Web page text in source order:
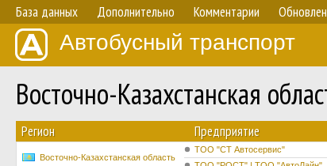
База данных Дополнительно Комментарии
Автобусный транспорт
Восточно-Казахстанская
Регион Предприятие
Восточно-Казахстанская область
ТОО "СТ Автосервис"